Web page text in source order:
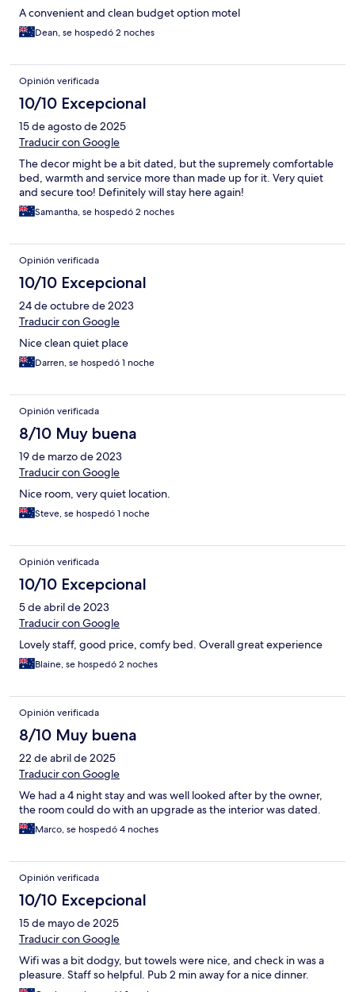
A convenient and clean budget option motel
Dean, se hospedó 2 noches
Opinión verificada
10/10 Excepcional
15 de agosto de 2025
Traducir con Google
The decor might be a bit dated, but the supremely comfortable
bed, warmth and service more than made up for it. Very quiet
and secure too! Definitely will stay here again!
Samantha, se hospedó 2 noches
Opinión verificada
10/10 Excepcional
24 de octubre de 2023
Traducir con Google
Nice clean quiet place
Darren, se hospedó 1 noche
Opinión verificada
8/10 Muy buena
19 de marzo de 2023
Traducir con Google
Nice room, very quiet location.
Steve, se hospedó 1 noche
Opinión verificada
10/10 Excepcional
5 de abril de 2023
Traducir con Google
Lovely staff, good price, comfy bed. Overall great experience
Blaine, se hospedó 2 noches
Opinión verificada
8/10 Muy buena
22 de abril de 2025
Traducir con Google
We had a 4 night stay and was well looked after by the owner,
the room could do with an upgrade as the interior was dated.
Marco, se hospedó 4 noches
Opinión verificada
10/10 Excepcional
15 de mayo de 2025
Traducir con Google
Wifi was a bit dodgy, but towels were nice, and check in was a
pleasure. Staff so helpful. Pub 2 min away for a nice dinner.